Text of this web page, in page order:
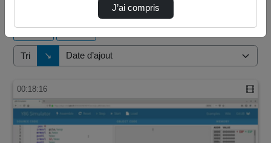
3 vidéos trouvées
Tri ↘
Direction de tri
00:18:16
J’ai compris